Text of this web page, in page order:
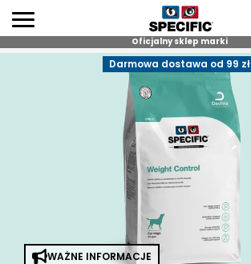
Skip
Oficjalny sklep marki
Darmowa dostawa od 99 zł
WAŻNE INFORMACJE